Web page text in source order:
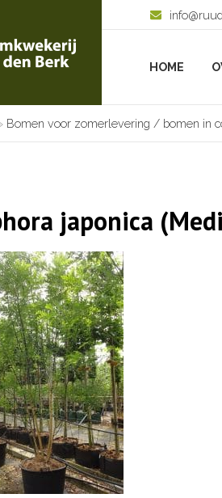
HOME
Bomen voor zomerlevering / bomen in
japonica